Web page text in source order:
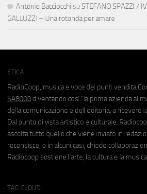
Antonio Bacciocchi su STEFANO SPAZZI /
GALLUZZI – Una rotonda per amare
ETICA
RadioCoop, musica e voce dei punti vendita
SA8000 diventando così "la prima azienda al
della comunicazione e dell'editoria, a ricevere
Dal punto di vista artistico e culturale,
ascolta tutto quello che viene inviato in
recensisce, e in alcuni casi, chiede
Radiocoop sostiene l'arte, la cultura e la
TAG CLOUD